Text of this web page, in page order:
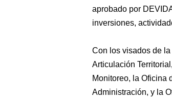
aprobado por
inversiones,
Con los visados de
Articulación
Monitoreo, la Oficina
Administración, y la